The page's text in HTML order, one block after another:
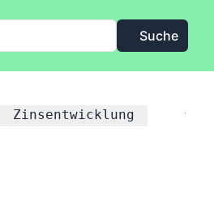
Suche
Zinsentwicklung